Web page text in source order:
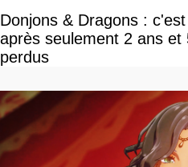
Donjons & Dragons :
après seulement 2 ans et
perdus